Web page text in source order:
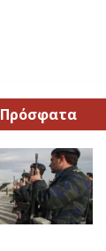
Πρόσφατα